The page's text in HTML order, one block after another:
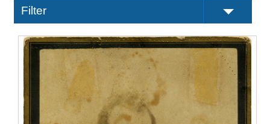
Filter